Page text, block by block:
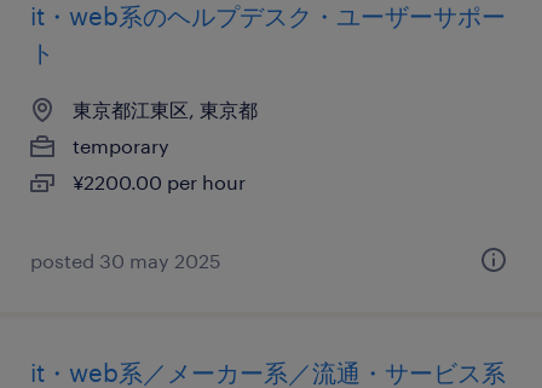
it・web系のヘルプデスク・ユーザーサポー
ト
東京都江東区, 東京都
temporary
¥2200.00 per hour
posted 30 may 2025
it・web系／メーカー系／流通・サービス系